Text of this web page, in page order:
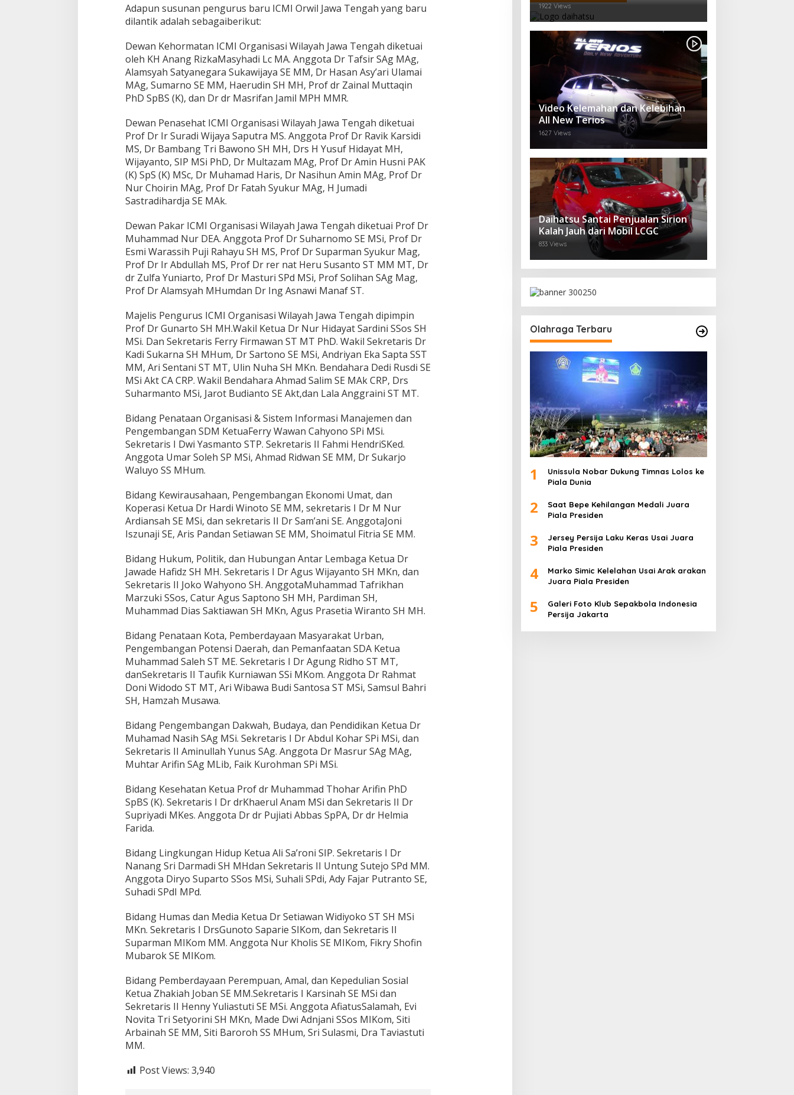
Adapun susunan pengurus baru ICMI Orwil Jawa Tengah yang baru
dilantik adalah sebagaiberikut:
Dewan Kehormatan ICMI Organisasi Wilayah Jawa Tengah diketuai
oleh KH Anang RizkaMasyhadi Lc MA. Anggota Dr Tafsir SAg MAg,
Alamsyah Satyanegara Sukawijaya SE MM, Dr Hasan Asy’ari Ulamai
MAg, Sumarno SE MM, Haerudin SH MH, Prof dr Zainal Muttaqin
PhD SpBS (K), dan Dr dr Masrifan Jamil MPH MMR.
Dewan Penasehat ICMI Organisasi Wilayah Jawa Tengah diketuai
Prof Dr Ir Suradi Wijaya Saputra MS. Anggota Prof Dr Ravik Karsidi
MS, Dr Bambang Tri Bawono SH MH, Drs H Yusuf Hidayat MH,
Wijayanto, SIP MSi PhD, Dr Multazam MAg, Prof Dr Amin Husni PAK
(K) SpS (K) MSc, Dr Muhamad Haris, Dr Nasihun Amin MAg, Prof Dr
Nur Choirin MAg, Prof Dr Fatah Syukur MAg, H Jumadi
Sastradihardja SE MAk.
Dewan Pakar ICMI Organisasi Wilayah Jawa Tengah diketuai Prof Dr
Muhammad Nur DEA. Anggota Prof Dr Suharnomo SE MSi, Prof Dr
Esmi Warassih Puji Rahayu SH MS, Prof Dr Suparman Syukur Mag,
Prof Dr Ir Abdullah MS, Prof Dr rer nat Heru Susanto ST MM MT, Dr
dr Zulfa Yuniarto, Prof Dr Masturi SPd MSi, Prof Solihan SAg Mag,
Prof Dr Alamsyah MHumdan Dr Ing Asnawi Manaf ST.
Majelis Pengurus ICMI Organisasi Wilayah Jawa Tengah dipimpin
Prof Dr Gunarto SH MH.Wakil Ketua Dr Nur Hidayat Sardini SSos SH
MSi. Dan Sekretaris Ferry Firmawan ST MT PhD. Wakil Sekretaris Dr
Kadi Sukarna SH MHum, Dr Sartono SE MSi, Andriyan Eka Sapta SST
MM, Ari Sentani ST MT, Ulin Nuha SH MKn. Bendahara Dedi Rusdi SE
MSi Akt CA CRP. Wakil Bendahara Ahmad Salim SE MAk CRP, Drs
Suharmanto MSi, Jarot Budianto SE Akt,dan Lala Anggraini ST MT.
Bidang Penataan Organisasi & Sistem Informasi Manajemen dan
Pengembangan SDM KetuaFerry Wawan Cahyono SPi MSi.
Sekretaris I Dwi Yasmanto STP. Sekretaris II Fahmi HendriSKed.
Anggota Umar Soleh SP MSi, Ahmad Ridwan SE MM, Dr Sukarjo
Waluyo SS MHum.
Bidang Kewirausahaan, Pengembangan Ekonomi Umat, dan
Koperasi Ketua Dr Hardi Winoto SE MM, sekretaris I Dr M Nur
Ardiansah SE MSi, dan sekretaris II Dr Sam’ani SE. AnggotaJoni
Iszunaji SE, Aris Pandan Setiawan SE MM, Shoimatul Fitria SE MM.
Bidang Hukum, Politik, dan Hubungan Antar Lembaga Ketua Dr
Jawade Hafidz SH MH. Sekretaris I Dr Agus Wijayanto SH MKn, dan
Sekretaris II Joko Wahyono SH. AnggotaMuhammad Tafrikhan
Marzuki SSos, Catur Agus Saptono SH MH, Pardiman SH,
Muhammad Dias Saktiawan SH MKn, Agus Prasetia Wiranto SH MH.
Bidang Penataan Kota, Pemberdayaan Masyarakat Urban,
Pengembangan Potensi Daerah, dan Pemanfaatan SDA Ketua
Muhammad Saleh ST ME. Sekretaris I Dr Agung Ridho ST MT,
danSekretaris II Taufik Kurniawan SSi MKom. Anggota Dr Rahmat
Doni Widodo ST MT, Ari Wibawa Budi Santosa ST MSi, Samsul Bahri
SH, Hamzah Musawa.
Bidang Pengembangan Dakwah, Budaya, dan Pendidikan Ketua Dr
Muhamad Nasih SAg MSi. Sekretaris I Dr Abdul Kohar SPi MSi, dan
Sekretaris II Aminullah Yunus SAg. Anggota Dr Masrur SAg MAg,
Muhtar Arifin SAg MLib, Faik Kurohman SPi MSi.
Bidang Kesehatan Ketua Prof dr Muhammad Thohar Arifin PhD
SpBS (K). Sekretaris I Dr drKhaerul Anam MSi dan Sekretaris II Dr
Supriyadi MKes. Anggota Dr dr Pujiati Abbas SpPA, Dr dr Helmia
Farida.
Bidang Lingkungan Hidup Ketua Ali Sa’roni SIP. Sekretaris I Dr
Nanang Sri Darmadi SH MHdan Sekretaris II Untung Sutejo SPd MM.
Anggota Diryo Suparto SSos MSi, Suhali SPdi, Ady Fajar Putranto SE,
Suhadi SPdI MPd.
Bidang Humas dan Media Ketua Dr Setiawan Widiyoko ST SH MSi
MKn. Sekretaris I DrsGunoto Saparie SIKom, dan Sekretaris II
Suparman MIKom MM. Anggota Nur Kholis SE MIKom, Fikry Shofin
Mubarok SE MIKom.
Bidang Pemberdayaan Perempuan, Amal, dan Kepedulian Sosial
Ketua Zhakiah Joban SE MM.Sekretaris I Karsinah SE MSi dan
Sekretaris II Henny Yuliastuti SE MSi. Anggota AfiatusSalamah, Evi
Novita Tri Setyorini SH MKn, Made Dwi Adnjani SSos MIKom, Siti
Arbainah SE MM, Siti Baroroh SS MHum, Sri Sulasmi, Dra Taviastuti
MM.
Post Views: 3,940
1922 Views
Video Kelemahan dan Kelebihan
All New Terios
1627 Views
Daihatsu Santai Penjualan Sirion
Kalah Jauh dari Mobil LCGC
833 Views
Olahraga Terbaru
1
Unissula Nobar Dukung Timnas Lolos ke
Piala Dunia
2
Saat Bepe Kehilangan Medali Juara
Piala Presiden
3
Jersey Persija Laku Keras Usai Juara
Piala Presiden
4
Marko Simic Kelelahan Usai Arak arakan
Juara Piala Presiden
5
Galeri Foto Klub Sepakbola Indonesia
Persija Jakarta